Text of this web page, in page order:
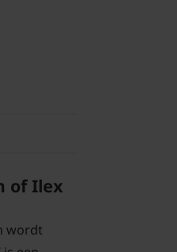
of Ilex
wordt